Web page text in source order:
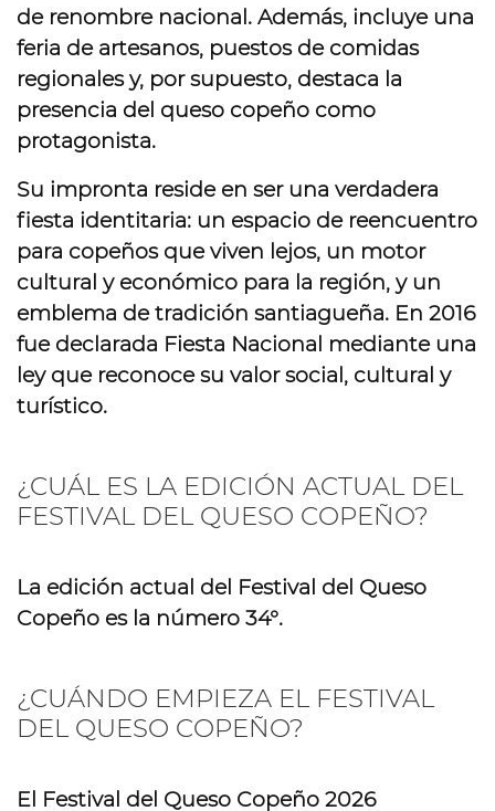
de renombre nacional. Además, incluye una
feria de artesanos, puestos de comidas
regionales y, por supuesto, destaca la
presencia del queso copeño como
protagonista.
Su impronta reside en ser una verdadera
fiesta identitaria: un espacio de reencuentro
para copeños que viven lejos, un motor
cultural y económico para la región, y un
emblema de tradición santiagueña. En 2016
fue declarada Fiesta Nacional mediante una
ley que reconoce su valor social, cultural y
turístico.
¿CUÁL ES LA EDICIÓN ACTUAL DEL
FESTIVAL DEL QUESO COPEÑO?
La edición actual del Festival del Queso
Copeño es la número 34°.
¿CUÁNDO EMPIEZA EL FESTIVAL
DEL QUESO COPEÑO?
El Festival del Queso Copeño 2026